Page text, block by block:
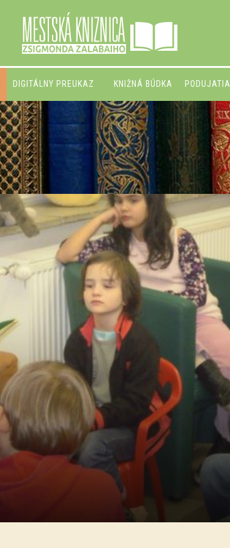
DIGITÁLNY PREUKAZ KNIŽNÁ BÚDKA PODUJATIA